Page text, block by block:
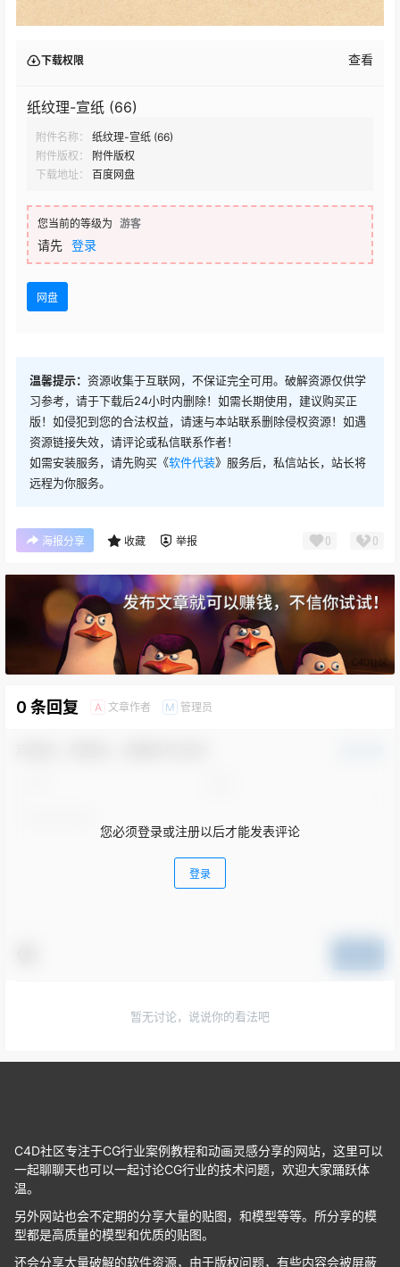
下载权限 查看
纸纹理-宣纸 (66)
附件名称：
纸纹理-宣纸 (66)
附件版权：
附件版权
下载地址：
百度网盘
您当前的等级为 游客
请先 登录
网盘
温馨提示： 资源收集于互联网，不保证完全可用。破解资源仅供学
习参考，请于下载后24小时内删除！如需长期使用，建议购买正
版！如侵犯到您的合法权益，请速与本站联系删除侵权资源！如遇
资源链接失效，请评论或私信联系作者！
如需安装服务，请先购买《软件代装》服务后，私信站长，站长将
远程为你服务。
海报分享 收藏 举报 0 0
0 条回复 A 文章作者 M 管理员
您必须登录或注册以后才能发表评论
登录
暂无讨论，说说你的看法吧
C4D社区专注于CG行业案例教程和动画灵感分享的网站，这里可以
一起聊聊天也可以一起讨论CG行业的技术问题，欢迎大家踊跃体
温。
另外网站也会不定期的分享大量的贴图，和模型等等。所分享的模
型都是高质量的模型和优质的贴图。
还会分享大量破解的软件资源，由于版权问题，有些内容会被屏蔽